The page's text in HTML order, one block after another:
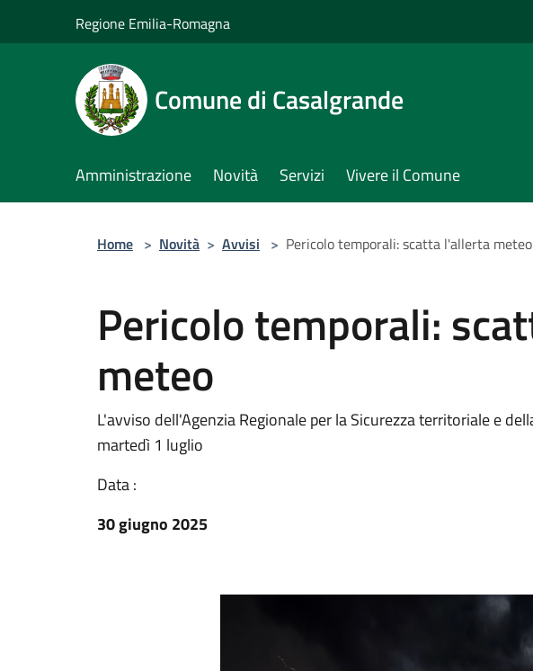
Regione Emilia-Romagna
Comune di Casalgrande
Amministrazione Novità Servizi Vivere il Comune
Home > Novità > Avvisi > Pericolo temporali: scatta l'allerta meteo
Pericolo temporali:
meteo
L'avviso dell'Agenzia Regionale per la Sicurezza territoriale e
martedì 1 luglio
Data :
30 giugno 2025